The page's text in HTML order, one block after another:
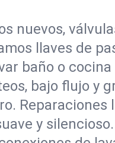
nuevos,
llaves de
baño o cocina
bajo flujo y
y silencioso.